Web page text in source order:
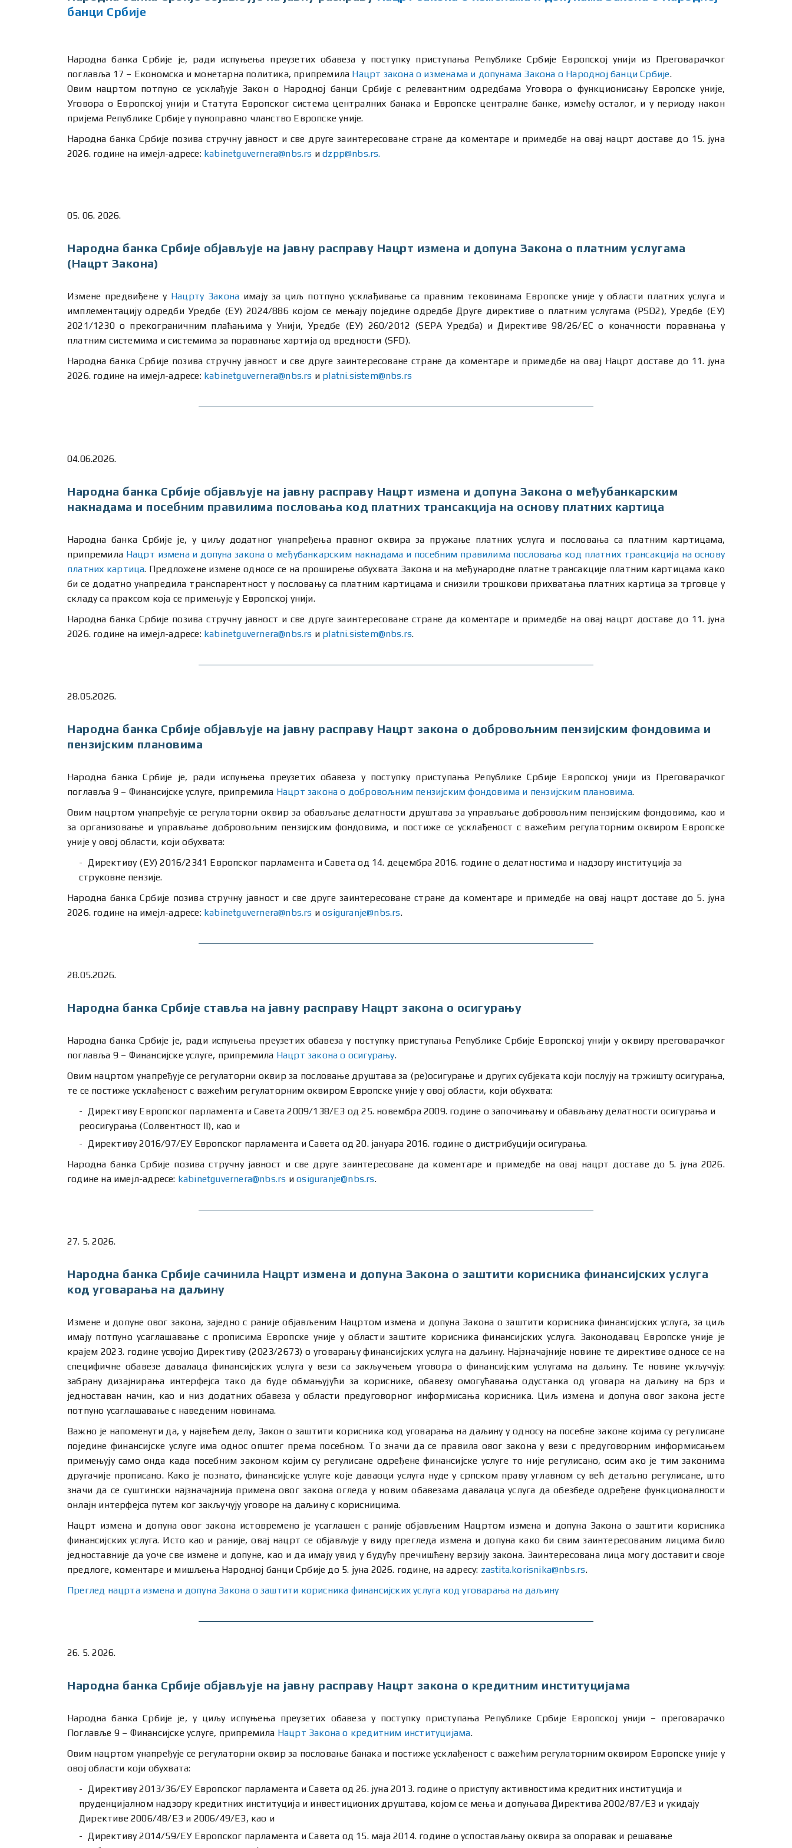
банци Србије
Народна банка Србије је, ради испуњења преузетих обавеза у поступку приступања Републике Србије Европској унији из Преговарачког
поглавља 17 – Економска и монетарна политика, припремила Нацрт закона о изменама и допунама Закона о Народној банци Србије.
Овим нацртом потпуно се усклађује Закон о Народној банци Србије с релевантним одредбама Уговора о функционисању Европске уније,
Уговора о Европској унији и Статута Европског система централних банака и Европске централне банке, између осталог, и у периоду након
пријема Републике Србије у пуноправно чланство Европске уније.
Народна банка Србије позива стручну јавност и све друге заинтересоване стране да коментаре и примедбе на овај нацрт доставе до 15. јуна
2026. године на имејл-адресе: kabinetguvernera@nbs.rs иdzpp@nbs.rs.
05. 06. 2026.
Народна банка Србије објављује на јавну расправу Нацрт измена и допуна Закона о платним услугама
(Нацрт Закона)
Измене предвиђене у Нацрту Закона имају за циљ потпуно усклађивање са правним тековинама Европске уније у области платних услуга и
имплементацију одредби Уредбе (ЕУ) 2024/886 којом се мењају поједине одредбе Друге директиве о платним услугама (PSD2), Уредбе (ЕУ)
2021/1230 о прекограничним плаћањима у Унији, Уредбе (ЕУ) 260/2012 (SEPA Уредба) и Директиве 98/26/EC о коначности поравнања у
платним системима и системима за поравнање хартија од вредности (SFD).
Народна банка Србије позива стручну јавност и све друге заинтересоване стране да коментаре и примедбе на овај Нацрт доставе до 11. јуна
2026. године на имејл-адресе: kabinetguvernera@nbs.rs и platni.sistem@nbs.rs
04.06.2026.
Народна банка Србије објављује на јавну расправу Нацрт измена и допуна Закона о међубанкарским
накнадама и посебним правилима пословања код платних трансакција на основу платних картица
Народна банка Србије је, у циљу додатног унапређења правног оквира за пружање платних услуга и пословања са платним картицама,
припремила Нацрт измена и допуна закона о међубанкарским накнадама и посебним правилима пословања код платних трансакција на основу
платних картица. Предложене измене односе се на проширење обухвата Закона и на међународне платне трансакције платним картицама како
би се додатно унапредила транспарентност у пословању са платним картицама и снизили трошкови прихватања платних картица за трговце у
складу са праксом која се примењује у Европској унији.
Народна банка Србије позива стручну јавност и све друге заинтересоване стране да коментаре и примедбе на овај нацрт доставе до 11. јуна
2026. године на имејл-адресе: kabinetguvernera@nbs.rs и platni.sistem@nbs.rs.
28.05.2026.
Народна банка Србије објављује на јавну расправу Нацрт закона о добровољним пензијским фондовима и
пензијским плановима
Народна банка Србије је, ради испуњења преузетих обавеза у поступку приступања Републике Србије Европској унији из Преговарачког
поглавља 9 – Финансијске услуге, припремила Нацрт закона о добровољним пензијским фондовима и пензијским плановима.
Овим нацртом унапређује се регулаторни оквир за обављање делатности друштава за управљање добровољним пензијским фондовима, као и
за организовање и управљање добровољним пензијским фондовима, и постиже се усклађеност с важећим регулаторним оквиром Европске
уније у овој области, који обухвата:
Директиву (ЕУ) 2016/2341 Европског парламента и Савета од 14. децембра 2016. године о делатностима и надзору институција за
струковне пензије.
Народна банка Србије позива стручну јавност и све друге заинтересоване стране да коментаре и примедбе на овај нацрт доставе до 5. јуна
2026. године на имејл-адресе: kabinetguvernera@nbs.rs иosiguranje@nbs.rs.
28.05.2026.
Народна банка Србије ставља на јавну расправу Нацрт закона о осигурању
Народна банка Србије је, ради испуњења преузетих обавеза у поступку приступања Републике Србије Европској унији у оквиру преговарачког
поглавља 9 – Финансијске услуге, припремила Нацрт закона о осигурању.
Овим нацртом унапређује се регулаторни оквир за пословање друштава за (ре)осигурање и других субјеката који послују на тржишту осигурања,
те се постиже усклађеност с важећим регулаторним оквиром Европске уније у овој области, који обухвата:
Директиву Европског парламента и Савета 2009/138/ЕЗ од 25. новембра 2009. године о започињању и обављању делатности осигурања и
реосигурања (Солвентност II), као и
Директиву 2016/97/ЕУ Европског парламента и Савета од 20. јануара 2016. године о дистрибуцији осигурања.
Народна банка Србије позива стручну јавност и све друге заинтересоване да коментаре и примедбе на овај нацрт доставе до 5. јуна 2026.
године на имејл-адресе: kabinetguvernera@nbs.rs иosiguranje@nbs.rs.
27. 5. 2026.
Народна банка Србије сачинила Нацрт измена и допуна Закона о заштити корисника финансијских услуга
код уговарања на даљину
Измене и допуне овог закона, заједно с раније објављеним Нацртом измена и допуна Закона о заштити корисника финансијских услуга, за циљ
имају потпуно усаглашавање с прописима Европске уније у области заштите корисника финансијских услуга. Законодавац Европске уније је
крајем 2023. године усвојио Директиву (2023/2673) о уговарању финансијских услуга на даљину. Најзначајније новине те директиве односе се на
специфичне обавезе давалаца финансијских услуга у вези са закључењем уговора о финансијским услугама на даљину. Те новине укључују:
забрану дизајнирања интерфејса тако да буде обмањујући за кориснике, обавезу омогућавања одустанка од уговара на даљину на брз и
једноставан начин, као и низ додатних обавеза у области предуговорног информисања корисника. Циљ измена и допуна овог закона јесте
потпуно усаглашавање с наведеним новинама.
Важно је напоменути да, у највећем делу, Закон о заштити корисника код уговарања на даљину у односу на посебне законе којима су регулисане
поједине финансијске услуге има однос општег према посебном. То значи да се правила овог закона у вези с предуговорним информисањем
примењују само онда када посебним законом којим су регулисане одређене финансијске услуге то није регулисано, осим ако је тим законима
другачије прописано. Како је познато, финансијске услуге које даваоци услуга нуде у српском праву углавном су већ детаљно регулисане, што
значи да се суштински најзначајнија примена овог закона огледа у новим обавезама давалаца услуга да обезбеде одређене функционалности
онлајн интерфејса путем ког закључују уговоре на даљину с корисницима.
Нацрт измена и допуна овог закона истовремено је усаглашен с раније објављеним Нацртом измена и допуна Закона о заштити корисника
финансијских услуга. Исто као и раније, овај нацрт се објављује у виду прегледа измена и допуна како би свим заинтересованим лицима било
једноставније да уоче све измене и допуне, као и да имају увид у будућу пречишћену верзију закона. Заинтересована лица могу доставити своје
предлоге, коментаре и мишљења Народној банци Србије до 5. јуна 2026. године, на адресу: zastita.korisnika@nbs.rs.
Преглед нацрта измена и допуна Закона о заштити корисника финансијских услуга код уговарања на даљину
26. 5. 2026.
Народна банка Србије објављује на јавну расправу Нацрт закона о кредитним институцијама
Народна банка Србије је, у циљу испуњења преузетих обавеза у поступку приступања Републике Србије Европској унији – преговарачко
Поглавље 9 – Финансијске услуге, припремила Нацрт Закона о кредитним институцијама.
Овим нацртом унапређује се регулаторни оквир за пословање банака и постиже усклађеност с важећим регулаторним оквиром Европске уније у
овој области који обухвата:
Директиву 2013/36/ЕУ Европског парламента и Савета од 26. јуна 2013. године o приступу активностима кредитних институција и
пруденцијалном надзору кредитних институција и инвестиционих друштава, којом се мења и допуњава Директива 2002/87/EЗ и укидају
Директиве 2006/48/ЕЗ и 2006/49/ЕЗ, као и
Директиву 2014/59/ЕУ Европског парламента и Савета од 15. маја 2014. године о успостављању оквира за опоравак и решавање